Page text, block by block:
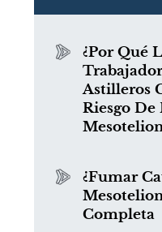
¿Por Qué
Astilleros
Riesgo De
¿Fumar
Completa